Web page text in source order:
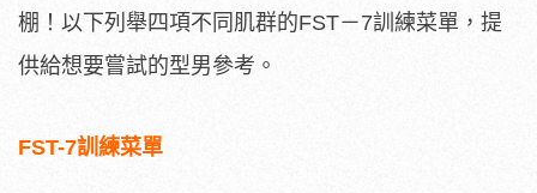
棚！以下列舉四項不同肌群的FST－7訓練菜單，提
供給想要嘗試的型男參考。
FST-7訓練菜單